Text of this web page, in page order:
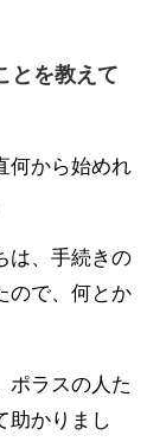
とを教えて
何から始めれ
は、手続きの
ので、何とか
ポラスの人た
助かりまし